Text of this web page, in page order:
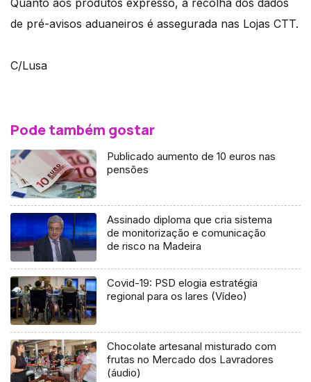
Quanto aos produtos expresso, a recolha dos dados
de pré-avisos aduaneiros é assegurada nas Lojas CTT.
C/Lusa
Pode também gostar
Publicado aumento de 10 euros nas
pensões
Assinado diploma que cria sistema
de monitorização e comunicação
de risco na Madeira
Covid-19: PSD elogia estratégia
regional para os lares (Vídeo)
Chocolate artesanal misturado com
frutas no Mercado dos Lavradores
(áudio)